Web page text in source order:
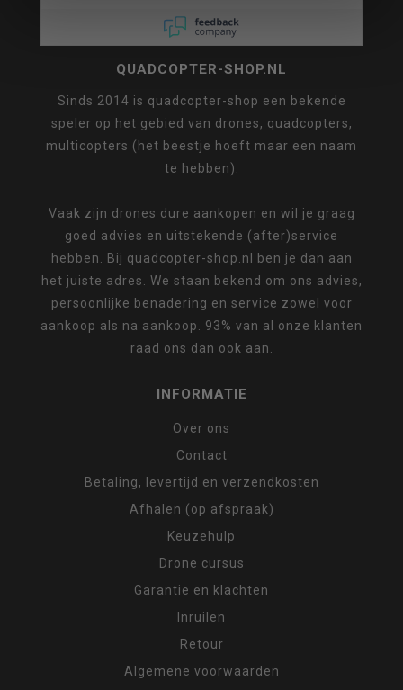
QUADCOPTER-SHOP.NL
Sinds 2014 is quadcopter-shop een bekende
speler op het gebied van drones, quadcopters,
multicopters (het beestje hoeft maar een naam
te hebben).
Vaak zijn drones dure aankopen en wil je graag
goed advies en uitstekende (after)service
hebben. Bij quadcopter-shop.nl ben je dan aan
het juiste adres. We staan bekend om ons advies,
persoonlijke benadering en service zowel voor
aankoop als na aankoop. 93% van al onze klanten
raad ons dan ook aan.
INFORMATIE
Over ons
Contact
Betaling, levertijd en verzendkosten
Afhalen (op afspraak)
Keuzehulp
Drone cursus
Garantie en klachten
Inruilen
Retour
Algemene voorwaarden